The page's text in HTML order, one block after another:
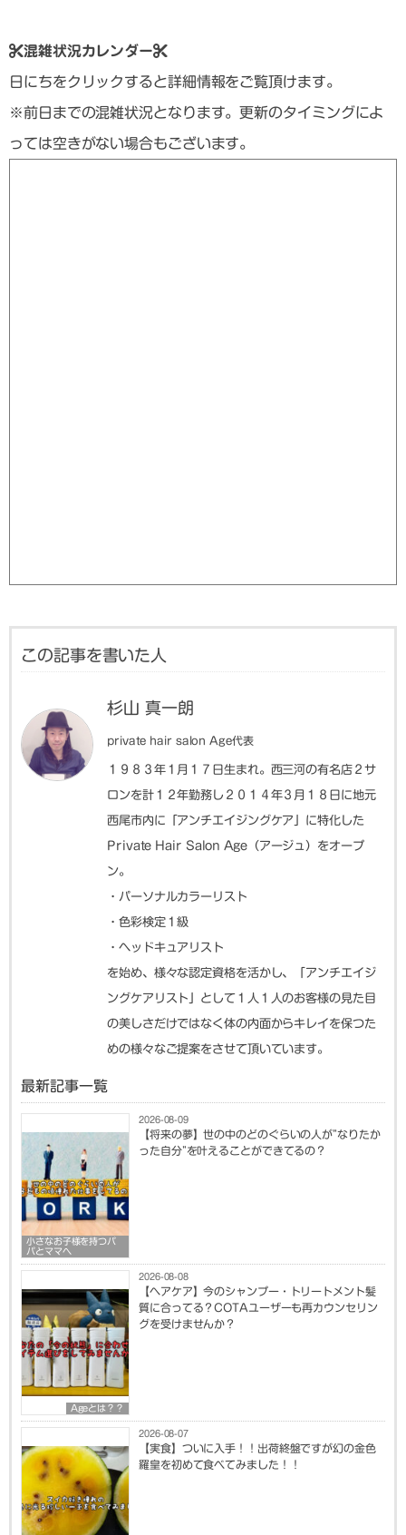
混雑状況カレンダー
日にちをクリックすると詳細情報をご覧頂けます。
※前日までの混雑状況となります。更新のタイミングによ
っては空きがない場合もございます。
この記事を書いた人
杉山 真一朗
private hair salon Age代表
１９８３年１月１７日生まれ。西三河の有名店２サ
ロンを計１２年勤務し２０１４年３月１８日に地元
西尾市内に「アンチエイジングケア」に特化した
Private Hair Salon Age（アージュ）をオープ
ン。
・パーソナルカラーリスト
・色彩検定１級
・ヘッドキュアリスト
を始め、様々な認定資格を活かし、「アンチエイジ
ングケアリスト」として１人１人のお客様の見た目
の美しさだけではなく体の内面からキレイを保つた
めの様々なご提案をさせて頂いています。
最新記事一覧
小さなお子様を持つパ
パとママへ
2026-08-09
【将来の夢】世の中のどのぐらいの人が”なりたか
った自分”を叶えることができてるの？
Ageとは？？
2026-08-08
【ヘアケア】今のシャンプー・トリートメント髪
質に合ってる？COTAユーザーも再カウンセリン
グを受けませんか？
2026-08-07
【実食】ついに入手！！出荷終盤ですが幻の金色
羅皇を初めて食べてみました！！